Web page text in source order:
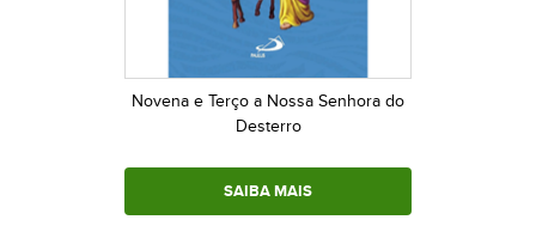
Novena e Terço a Nossa Senhora do
Desterro
SAIBA MAIS